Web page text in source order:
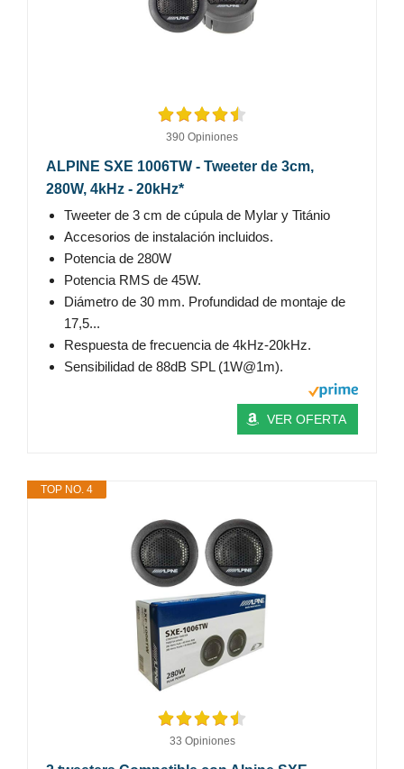
390 Opiniones
ALPINE SXE 1006TW - Tweeter de 3cm,
280W, 4kHz - 20kHz*
Tweeter de 3 cm de cúpula de Mylar y Titánio
Accesorios de instalación incluidos.
Potencia de 280W
Potencia RMS de 45W.
Diámetro de 30 mm. Profundidad de montaje de
17,5...
Respuesta de frecuencia de 4kHz-20kHz.
Sensibilidad de 88dB SPL (1W@1m).
VER OFERTA
TOP NO. 4
33 Opiniones